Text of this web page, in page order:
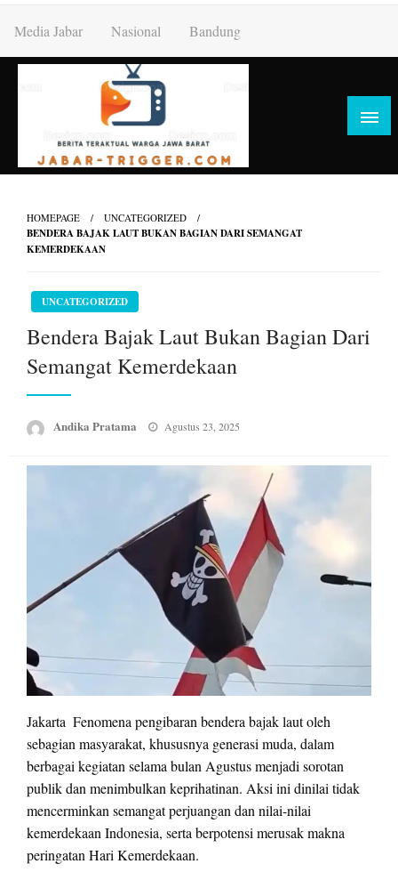
content
Media Jabar Nasional Bandung
HOMEPAGE UNCATEGORIZED
BENDERA BAJAK LAUT BUKAN BAGIAN DARI SEMANGAT
KEMERDEKAAN
UNCATEGORIZED
Bendera Bajak Laut Bukan Bagian Dari
Semangat Kemerdekaan
Andika Pratama
Posted
Agustus 23, 2025
Jakarta  Fenomena pengibaran bendera bajak laut oleh
sebagian masyarakat, khususnya generasi muda, dalam
berbagai kegiatan selama bulan Agustus menjadi sorotan
publik dan menimbulkan keprihatinan. Aksi ini dinilai tidak
mencerminkan semangat perjuangan dan nilai-nilai
kemerdekaan Indonesia, serta berpotensi merusak makna
peringatan Hari Kemerdekaan.